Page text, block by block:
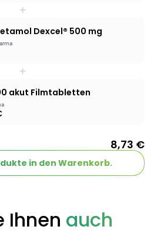
trockene
€ -25%
zur
€ -26%
+
Dexcel® 500 mg
+
akut Filmtabletten
8,73 €
in den Warenkorb.
Ihnen auch